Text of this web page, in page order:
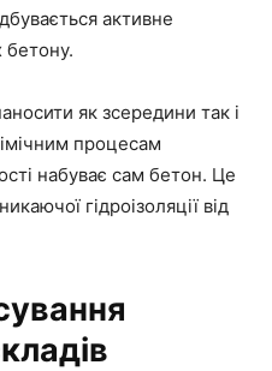
активне
бетону.
як зсередини так і
процесам
набуває сам бетон. Це
гідроізоляції від